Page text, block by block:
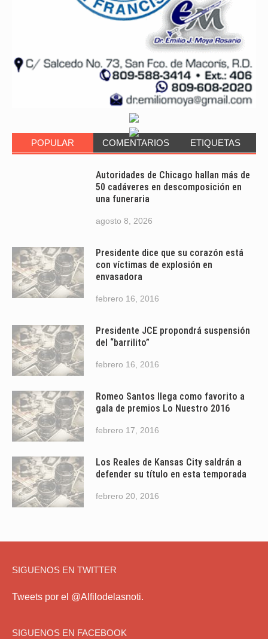
POPULAR COMENTARIOS ETIQUETAS
Autoridades de Chicago hallan más de
50 cadáveres en descomposición en
una funeraria
agosto 8, 2026
Presidente dice que su corazón está
con víctimas de explosión en
envasadora
febrero 16, 2016
Presidente JCE propondrá suspensión
del “barrilito”
febrero 16, 2016
Romeo Santos llega como favorito a
gala de premios Lo Nuestro 2016
febrero 17, 2016
Los Reales de Kansas City saldrán a
defender su título en esta temporada
febrero 20, 2016
SIGUENOS EN TWITTER
Tweets por el @Alfilodelasnoti.
SIGUENOS EN FACEBOOK